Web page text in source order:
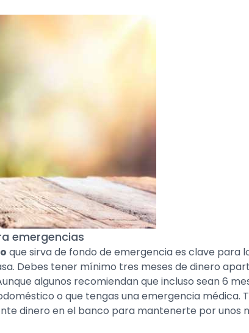
emergencias
que sirva de fondo de emergencia es clave para
Debes tener mínimo tres meses de dinero
algunos recomiendan que incluso sean 6
o que tengas una emergencia
dinero en el banco para mantenerte por unos